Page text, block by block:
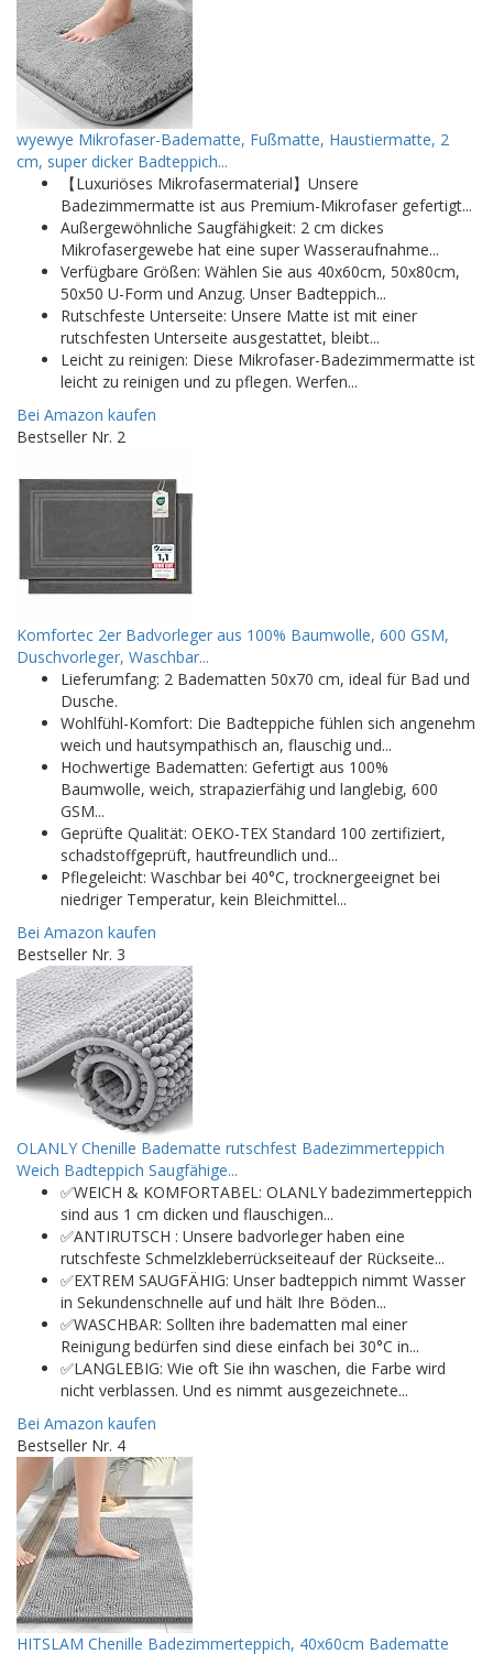
wyewye Mikrofaser-Badematte, Fußmatte, Haustiermatte, 2
cm, super dicker Badteppich...
【Luxuriöses Mikrofasermaterial】Unsere
Badezimmermatte ist aus Premium-Mikrofaser gefertigt...
Außergewöhnliche Saugfähigkeit: 2 cm dickes
Mikrofasergewebe hat eine super Wasseraufnahme...
Verfügbare Größen: Wählen Sie aus 40x60cm, 50x80cm,
50x50 U-Form und Anzug. Unser Badteppich...
Rutschfeste Unterseite: Unsere Matte ist mit einer
rutschfesten Unterseite ausgestattet, bleibt...
Leicht zu reinigen: Diese Mikrofaser-Badezimmermatte ist
leicht zu reinigen und zu pflegen. Werfen...
Bei Amazon kaufen
Bestseller Nr. 2
Komfortec 2er Badvorleger aus 100% Baumwolle, 600 GSM,
Duschvorleger, Waschbar...
Lieferumfang: 2 Badematten 50x70 cm, ideal für Bad und
Dusche.
Wohlfühl-Komfort: Die Badteppiche fühlen sich angenehm
weich und hautsympathisch an, flauschig und...
Hochwertige Badematten: Gefertigt aus 100%
Baumwolle, weich, strapazierfähig und langlebig, 600
GSM...
Geprüfte Qualität: OEKO-TEX Standard 100 zertifiziert,
schadstoffgeprüft, hautfreundlich und...
Pflegeleicht: Waschbar bei 40°C, trocknergeeignet bei
niedriger Temperatur, kein Bleichmittel...
Bei Amazon kaufen
Bestseller Nr. 3
OLANLY Chenille Badematte rutschfest Badezimmerteppich
Weich Badteppich Saugfähige...
✅WEICH & KOMFORTABEL: OLANLY badezimmerteppich
sind aus 1 cm dicken und flauschigen...
✅ANTIRUTSCH : Unsere badvorleger haben eine
rutschfeste Schmelzkleberrückseiteauf der Rückseite...
✅EXTREM SAUGFÄHIG: Unser badteppich nimmt Wasser
in Sekundenschnelle auf und hält Ihre Böden...
✅WASCHBAR: Sollten ihre badematten mal einer
Reinigung bedürfen sind diese einfach bei 30°C in...
✅LANGLEBIG: Wie oft Sie ihn waschen, die Farbe wird
nicht verblassen. Und es nimmt ausgezeichnete...
Bei Amazon kaufen
Bestseller Nr. 4
HITSLAM Chenille Badezimmerteppich, 40x60cm Badematte